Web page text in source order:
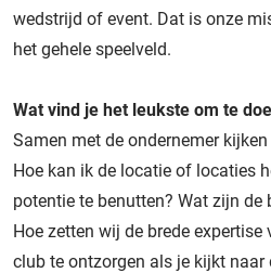
wedstrijd of event. Dat is onze
het gehele speelveld.
Wat vind je het leukste om te
Samen met de ondernemer
Hoe kan ik de locatie of locaties
potentie te benutten? Wat zijn de
Hoe zetten wij de brede expertise
club te ontzorgen als je kijkt naar